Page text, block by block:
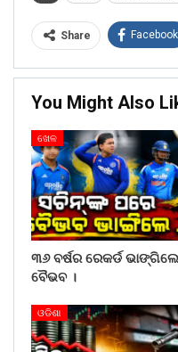
Share Facebook
You Might Also
ଖେଳ
୩୬ ବର୍ଷର ରେକର୍ଡ ଭାଙ୍ଗିଲେ
ବୈଭବ ।
ଓଡିଶା